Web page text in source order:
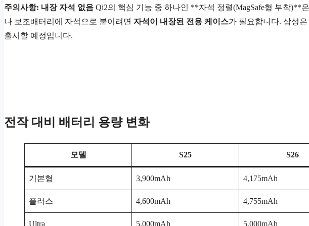
주의사항: 내장 자석 없음 Qi2의 핵심 기능 중 하나인 **자석 정렬(MagSafe형 부착)**
나 보조배터리에 자석으로 붙이려면 자석이 내장된 전용 케이스가 필요합니다. 삼성
출시할 예정입니다.
전작 대비 배터리 용량 변화
모델 S25 S26
기본형 3,900mAh 4,175mAh
플러스 4,600mAh 4,755mAh
Ultra 5,000mAh 5,000mAh